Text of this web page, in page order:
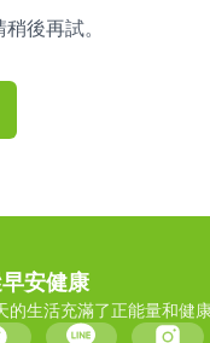
後再試。
安健康
的生活充滿了正能量和健